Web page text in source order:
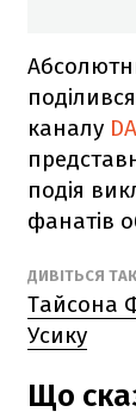
каналу
подія
фанатів
ДИВІТЬСЯ
Тайсона
Усику
Що